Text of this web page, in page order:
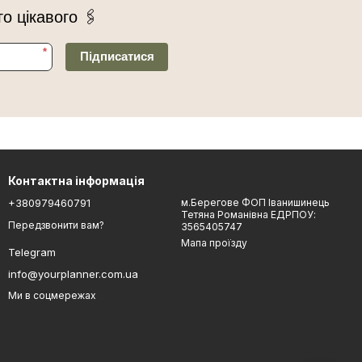
цікавого 🖇
* Підписатися
Контактна інформація
+380979460791
Передзвонити вам?
Telegram
info@yourplanner.com.ua
м.Берегове ФОП Іванишинець
Тетяна Романівна ЕДРПОУ:
3565405747
Мапа проїзду
Ми в соцмережах